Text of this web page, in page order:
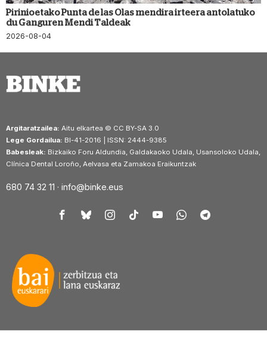
Pirinioetako Punta de las Olas mendira irteera antolatuko
du Ganguren Mendi Taldeak
2026-08-04
Argitaratzailea: Aitu elkartea © CC BY-SA 3.0
Lege Gordailua: BI-41-2016 | ISSN: 2444-9385
Babesleak: Bizkaiko Foru Aldundia, Galdakaoko Udala, Usansoloko Udala,
Clínica Dental Loroño, Aelvasa eta Zamakoa Eraikuntzak
680 74 32 11 · info@binke.eus